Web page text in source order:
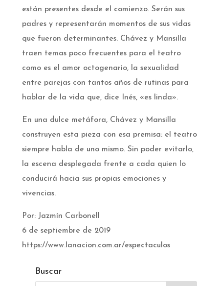
están presentes desde el comienzo. Serán sus
padres y representarán momentos de sus vidas
que fueron determinantes. Chávez y Mansilla
traen temas poco frecuentes para el teatro
como es el amor octogenario, la sexualidad
entre parejas con tantos años de rutinas para
hablar de la vida que, dice Inés, «es linda».
En una dulce metáfora, Chávez y Mansilla
construyen esta pieza con esa premisa: el teatro
siempre habla de uno mismo. Sin poder evitarlo,
la escena desplegada frente a cada quien lo
conducirá hacia sus propias emociones y
vivencias.
Por: Jazmín Carbonell
6 de septiembre de 2019
https://www.lanacion.com.ar/espectaculos
Buscar